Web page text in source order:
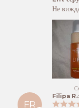
Не
FR
Filipa R.